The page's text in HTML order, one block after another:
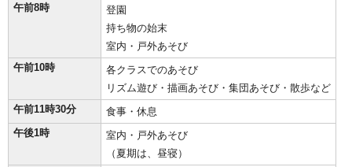
午前8時
登園
持ち物の始末
室内・戸外あそび
午前10時
各クラスでのあそび
リズム遊び・描画あそび・集団あそび・散歩など
午前11時30分
食事・休息
午後1時
室内・戸外あそび
（夏期は、昼寝）